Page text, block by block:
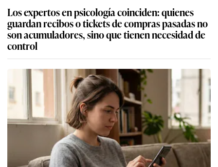
Los expertos en psicología coinciden: quienes
guardan recibos o tickets de compras pasadas no
son acumuladores, sino que tienen necesidad de
control